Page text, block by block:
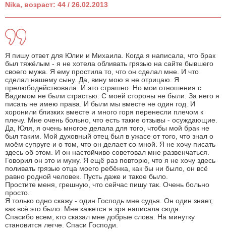
Nika, возраст: 44 / 26.02.2013
Я пишу ответ для Юлии и Михаила. Когда я написала, что брак
был тяжёлым - я не хотела обливать грязью на сайте бывшего
своего мужа. Я ему простила то, что он сделал мне. И что
сделал нашему сыну. Да, вину мою я не отрицаю. Я
прелюбодействовала. И это страшно. Но мои отношения с
Вадимом не были страстью. С моей стороны не были. За него я
писать не имею права. И были мы вместе не один год. И
хоронили близких вместе и много горя перенесли плечом к
плечу. Мне очень больно, что есть такие отзывы - осуждающие.
Да, Юля, я очень многое делала для того, чтобы мой брак не
был таким. Мой духовный отец был в ужасе от того, что знал о
моём супруге и о том, что он делает со мной. Я не хочу писать
здесь об этом. И он настойчиво советовал мне развенчаться.
Говорил он это и мужу. Я ещё раз повторю, что я не хочу здесь
поливать грязью отца моего ребёнка, как бы ни было, он всё
равно родной человек. Пусть даже и такое было.
Простите меня, грешную, что сейчас пишу так. Очень больно
просто.
Я только одно скажу - один Господь мне судья. Он один знает,
как всё это было. Мне кажется я зря написала сюда.
Спасибо всем, кто сказал мне добрые слова. На минутку
становится легче. Спаси Господи.